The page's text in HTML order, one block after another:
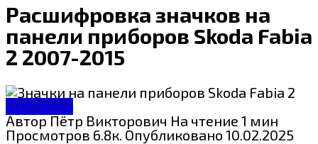
Расшифровка значков на
панели приборов Skoda Fabia
2 2007-2015
ЗнП Skoda
АвторПётр Викторович На чтение 1 мин
Просмотров 6.8к. Опубликовано 10.02.2025